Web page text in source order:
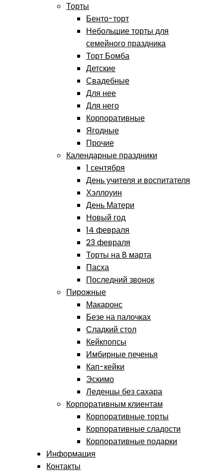
Торты
Бенто-торт
Небольшие торты для
семейного праздника
Торт Бомба
Детские
Свадебные
Для нее
Для него
Корпоративные
Ягодные
Прочие
Календарные праздники
1 сентября
День учителя и воспитателя
Хэллоуин
День Матери
Новый год
14 февраля
23 февраля
Торты на 8 марта
Пасха
Последний звонок
Пирожные
Макаронс
Безе на палочках
Сладкий стол
Кейкпопсы
Имбирные печенья
Кап-кейки
Эскимо
Леденцы без сахара
Корпоративным клиентам
Корпоративные торты
Корпоративные сладости
Корпоративные подарки
Информация
Контакты